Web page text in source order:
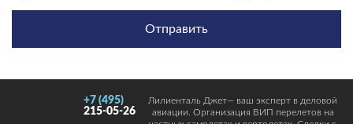
Отправить
+7 (495)
215-05-26
Лилиенталь Джет— ваш эксперт в деловой
авиации. Организация ВИП перелетов на